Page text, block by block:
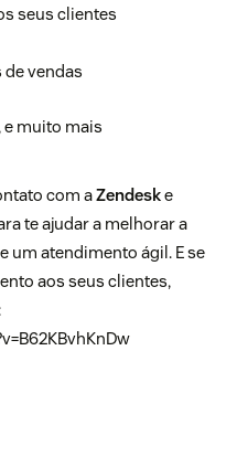
seus clientes
vendas
e muito mais
com aZendeske
te ajudar a melhorar a
um atendimento ágil. E se
aos seus clientes,